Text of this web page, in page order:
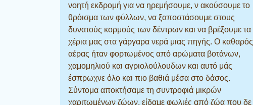
νοητή εκδρομή για να ηρεμήσουμε, ν ακούσουμε το
θρόισμα των φύλλων, να ξαποστάσουμε στους
δυνατούς κορμούς των δέντρων και να βρέξουμε τα
χέρια μας στα γάργαρα νερά μιας πηγής. Ο καθαρός
αέρας ήταν φορτωμένος από αρώματα βοτάνων,
χαμομηλιού και αγριολούλουδων και αυτό μάς
έσπρωχνε όλο και πιο βαθιά μέσα στο δάσος.
Σύντομα αποκτήσαμε τη συντροφιά μικρών
χαριτωμένων ζώων, είδαμε φωλιές από ζώα που δε